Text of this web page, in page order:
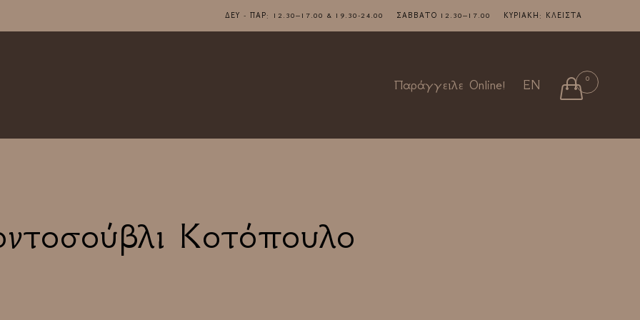
ΔΕΥ - ΠΑΡ: 12.30–17.00 & 19.30-24.00 ΣΑΒΒΑΤΟ 12.30–17.00 ΚΥΡΙΑΚΗ: ΚΛΕΙΣΤΑ
Skip
to
Παράγγειλε Online! EN  0
Κοτόπουλο